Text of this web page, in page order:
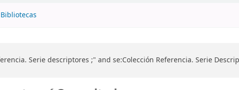
Bibliotecas
Serie descriptores ;" and se:Colección Referencia. Serie